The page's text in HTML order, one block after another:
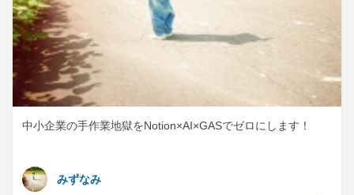
中小企業の手作業地獄をNotion×AI×GASでゼロにします！
みずなみ